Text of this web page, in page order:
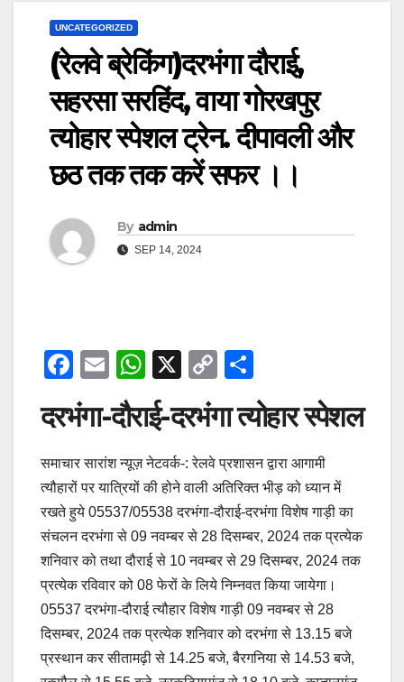
UNCATEGORIZED
(रेलवे ब्रेकिंग)दरभंगा दौराई,
सहरसा सरहिंद, वाया गोरखपुर
त्योहार स्पेशल ट्रेन. दीपावली और
छठ तक तक करें सफर ।।
By admin
SEP 14, 2024
F
a
c
e
b
o
o
k
E
m
ail
W
h
at
s
A
p
p
X
C
p
y
Li
n
k
h
ar
e
दरभंगा-दौराई-दरभंगा त्योहार स्पेशल
समाचार सारांश न्यूज़ नेटवर्क-: रेलवे प्रशासन द्वारा आगामी
त्यौहारों पर यात्रियों की होने वाली अतिरिक्त भीड़ को ध्यान में
रखते हुये 05537/05538 दरभंगा-दौराई-दरभंगा विशेष गाड़ी का
संचलन दरभंगा से 09 नवम्बर से 28 दिसम्बर, 2024 तक प्रत्येक
शनिवार को तथा दौराई से 10 नवम्बर से 29 दिसम्बर, 2024 तक
प्रत्येक रविवार को 08 फेरों के लिये निम्नवत किया जायेगा।
05537 दरभंगा-दौराई त्यौहार विशेष गाड़ी 09 नवम्बर से 28
दिसम्बर, 2024 तक प्रत्येक शनिवार को दरभंगा से 13.15 बजे
प्रस्थान कर सीतामढ़ी से 14.25 बजे, बैरगनिया से 14.53 बजे,